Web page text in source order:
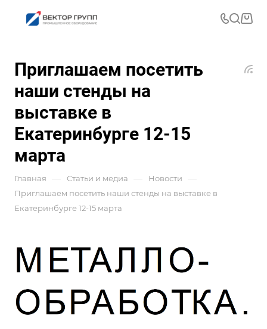
Приглашаем посетить
наши стенды на
выставке в
Екатеринбурге 12-15
марта
Главная — Статьи и медиа — Новости —
Приглашаем посетить наши стенды на выставке в
Екатеринбурге 12-15 марта